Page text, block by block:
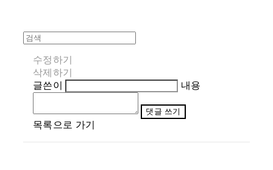
수정하기
삭제하기
글쓴이
내용
댓글 쓰기
목록으로 가기